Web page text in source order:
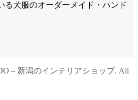
る犬服のオーダーメイド・ハンド
– 新潟のインテリアショップ. All